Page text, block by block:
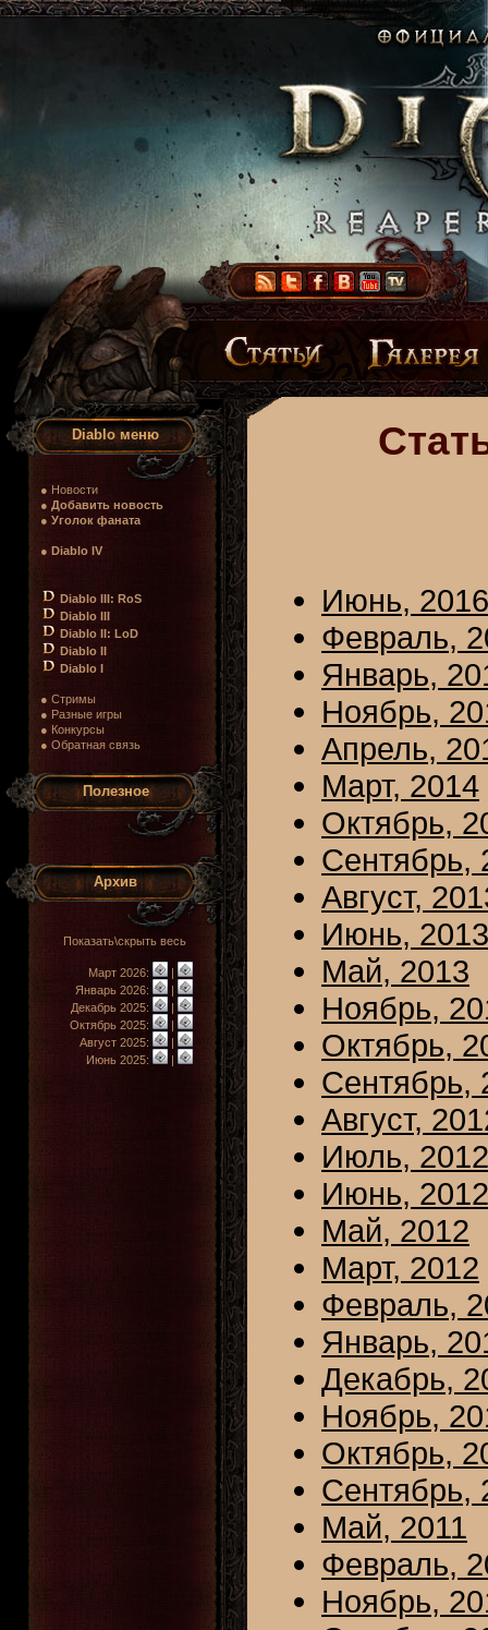
Diablo меню
● Новости
● Добавить новость
● Уголок фаната
● Diablo IV
Diablo III: RoS
Diablo III
Diablo II: LoD
Diablo II
Diablo I
● Стримы
● Разные игры
● Конкурсы
● Обратная связь
Полезное
Архив
Показать\скрыть весь
Март 2026:
|
Январь 2026:
|
Декабрь 2025:
|
Октябрь 2025:
|
Август 2025:
|
Июнь 2025:
|
Июнь, 2016
Февраль,
Январь,
Ноябрь,
Апрель,
Март, 2014
Октябрь,
Сентябрь,
Август,
Июнь, 2013
Май, 2013
Ноябрь,
Октябрь,
Сентябрь,
Август,
Июль, 2012
Июнь, 2012
Май, 2012
Март, 2012
Февраль,
Январь,
Декабрь,
Ноябрь,
Октябрь,
Сентябрь,
Май, 2011
Февраль,
Ноябрь,